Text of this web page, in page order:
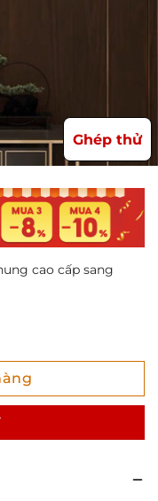
Ghép thử
cao cấp sang
cao cấp sang